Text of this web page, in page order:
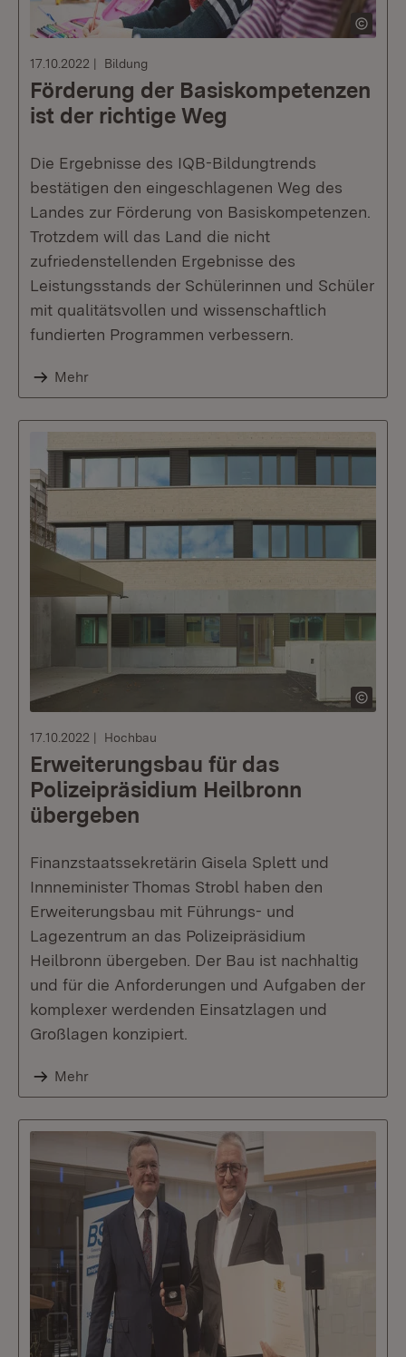
17.10.2022 Bildung
Förderung der Basiskompetenzen
ist der richtige Weg
Die Ergebnisse des IQB-Bildungtrends
bestätigen den eingeschlagenen Weg des
Landes zur Förderung von Basiskompetenzen.
Trotzdem will das Land die nicht
zufriedenstellenden Ergebnisse des
Leistungsstands der Schülerinnen und Schüler
mit qualitätsvollen und wissenschaftlich
fundierten Programmen verbessern.
Mehr
17.10.2022 Hochbau
Erweiterungsbau für das
Polizeipräsidium Heilbronn
übergeben
Finanzstaatssekretärin Gisela Splett und
Innneminister Thomas Strobl haben den
Erweiterungsbau mit Führungs- und
Lagezentrum an das Polizeipräsidium
Heilbronn übergeben. Der Bau ist nachhaltig
und für die Anforderungen und Aufgaben der
komplexer werdenden Einsatzlagen und
Großlagen konzipiert.
Mehr